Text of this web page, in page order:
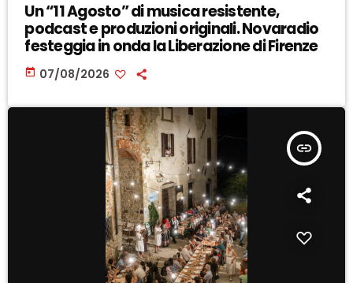
Un “11 Agosto” di musica resistente,
podcast e produzioni originali. Novaradio
festeggia in onda la Liberazione di Firenze
today 07/08/2026
insert_link